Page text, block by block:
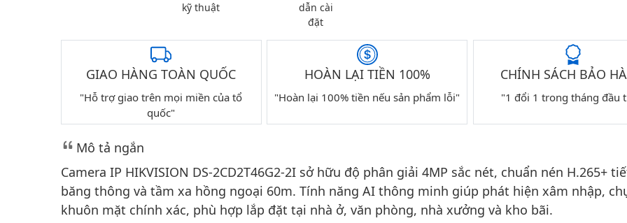
kỹ thuật
dẫn cài
đặt
GIAO HÀNG TOÀN QUỐC
"Hỗ trợ giao trên mọi miền của tổ
quốc"
HOÀN LẠI TIỀN 100%
"Hoàn lại 100% tiền nếu sản phẩm lỗi"
CHÍNH SÁCH BẢO
"1 đổi 1 trong tháng đầu
Mô tả ngắn
Camera IP HIKVISION DS-2CD2T46G2-2I sở hữu độ phân giải 4MP sắc nét, chuẩn nén H.265+
băng thông và tầm xa hồng ngoại 60m. Tính năng AI thông minh giúp phát hiện xâm nhập,
khuôn mặt chính xác, phù hợp lắp đặt tại nhà ở, văn phòng, nhà xưởng và kho bãi.